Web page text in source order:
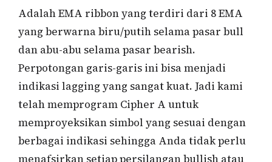
Adalah EMA ribbon yang terdiri dari 8 EMA
yang berwarna biru/putih selama pasar bull
dan abu-abu selama pasar bearish.
Perpotongan garis-garis ini bisa menjadi
indikasi lagging yang sangat kuat. Jadi kami
telah memprogram Cipher A untuk
memproyeksikan simbol yang sesuai dengan
berbagai indikasi sehingga Anda tidak perlu